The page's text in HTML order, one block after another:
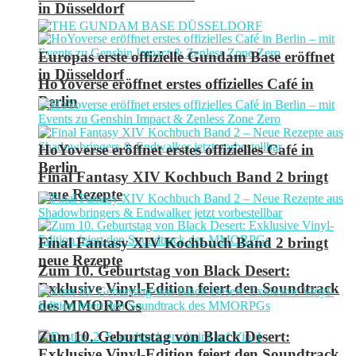
in Düsseldorf
HoYoverse eröffnet erstes offizielles Café in
Berlin
Final Fantasy XIV Kochbuch Band 2 bringt
neue Rezepte
Zum 10. Geburtstag von Black Desert:
Exklusive Vinyl-Edition feiert den Soundtrack
des MMORPGs
Europas erste offizielle Gundam Base eröffnet
in Düsseldorf
HoYoverse eröffnet erstes offizielles Café in
Berlin
Final Fantasy XIV Kochbuch Band 2 bringt
neue Rezepte
Zum 10. Geburtstag von Black Desert: